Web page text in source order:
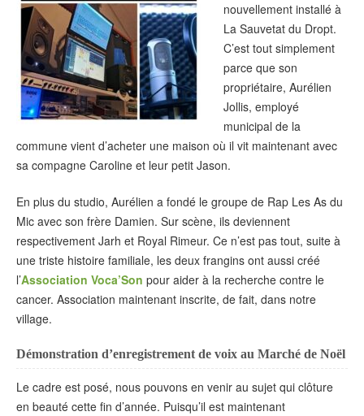
nouvellement installé à
La Sauvetat du Dropt.
C’est tout simplement
parce que son
propriétaire, Aurélien
Jollis, employé
municipal de la
commune vient d’acheter une maison où il vit maintenant avec
sa compagne Caroline et leur petit Jason.
En plus du studio, Aurélien a fondé le groupe de Rap Les As du
Mic avec son frère Damien. Sur scène, ils deviennent
respectivement Jarh et Royal Rimeur. Ce n’est pas tout, suite à
une triste histoire familiale, les deux frangins ont aussi créé
l’Association Voca’Son pour aider à la recherche contre le
cancer. Association maintenant inscrite, de fait, dans notre
village.
Démonstration d’enregistrement de voix au Marché de Noël
Le cadre est posé, nous pouvons en venir au sujet qui clôture
en beauté cette fin d’année. Puisqu’il est maintenant